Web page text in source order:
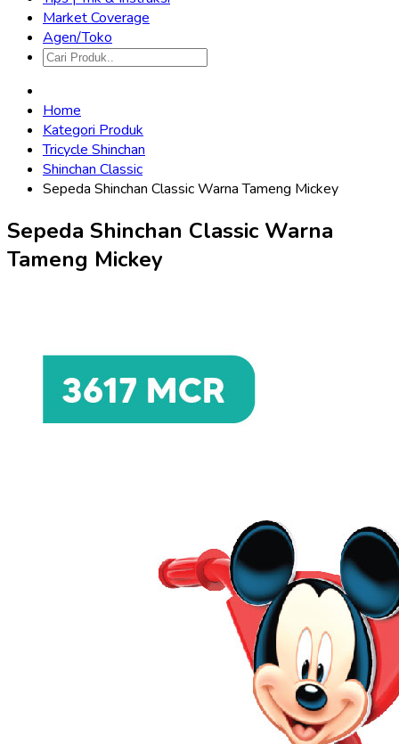
Market Coverage
Agen/Toko
Home
Kategori Produk
Tricycle Shinchan
Shinchan Classic
Sepeda Shinchan Classic Warna Tameng Mickey
Sepeda Shinchan Classic Warna
Tameng Mickey